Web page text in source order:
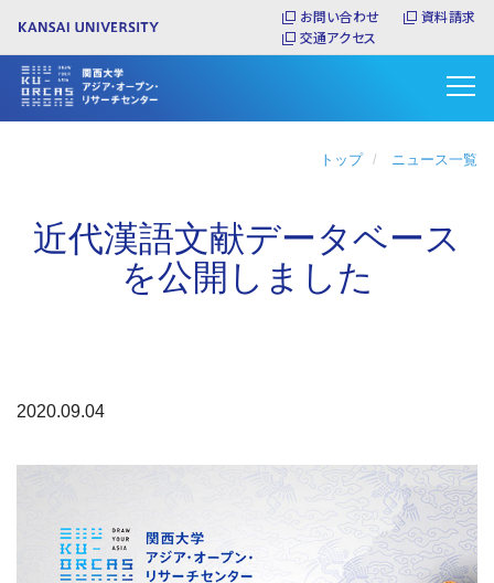
ン
お問い合わせ
資料請求
交通アクセス
トップ ニュース一覧
近代漢語文献データベース
を公開しました
2020.09.04